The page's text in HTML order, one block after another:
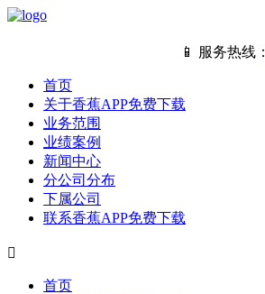
📱 服务热线：
首页
关于香蕉APP免费下载
业务范围
业绩案例
新闻中心
分公司分布
下属公司
联系香蕉APP免费下载

首页